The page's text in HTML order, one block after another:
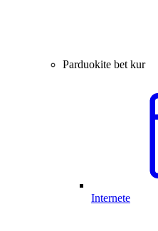
Parduokite bet kur
Internete